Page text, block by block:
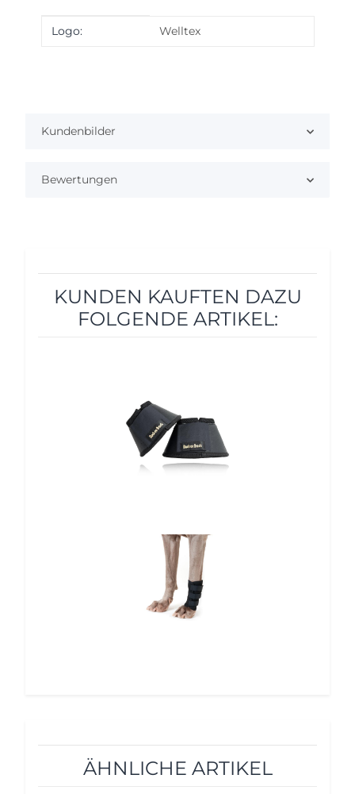
Produkteigenschaft
Wert
Logo: Welltex
Kundenbilder
Bewertungen
KUNDEN KAUFTEN DAZU
FOLGENDE ARTIKEL:
ÄHNLICHE ARTIKEL